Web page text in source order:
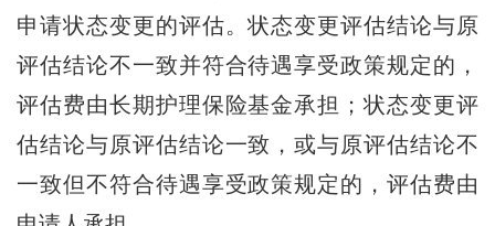
申请状态变更的评估。状态变更评估结论与原
评估结论不一致并符合待遇享受政策规定的，
评估费由长期护理保险基金承担；状态变更评
估结论与原评估结论一致，或与原评估结论不
一致但不符合待遇享受政策规定的，评估费由